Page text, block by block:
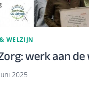
WELZIJN
werk aan
2025